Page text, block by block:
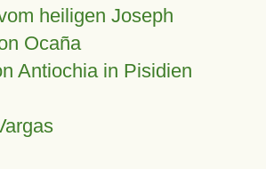
heiligen Joseph
Ocaña
Antiochia in Pisidien